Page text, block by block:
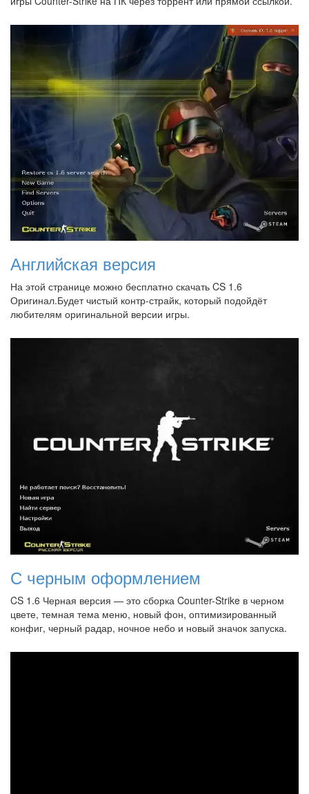
Английская версия
На этой странице можно бесплатно скачать CS 1.6
Оригинал.Будет чистый контр-страйк, который подойдёт
любителям оригинальной версии игры.
С черным оформлением
CS 1.6 Черная версия — это сборка Counter-Strike в черном
цвете, темная тема меню, новый фон, оптимизированный
конфиг, черный радар, ночное небо и новый значок запуска.